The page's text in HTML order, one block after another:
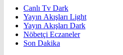
Canlı Tv Dark
Yayın Akışları Light
Yayın Akışları Dark
Nöbetçi Eczaneler
Son Dakika